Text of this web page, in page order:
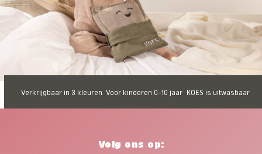
Verkrijgbaar in 3 kleuren Voor kinderen 0-10 jaar KOES is uitwasbaar
Volg ons op: